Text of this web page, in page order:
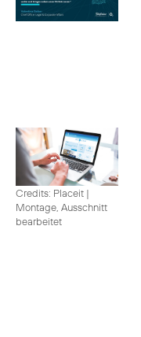
Credits: Placeit |
Montage, Ausschnitt
bearbeitet